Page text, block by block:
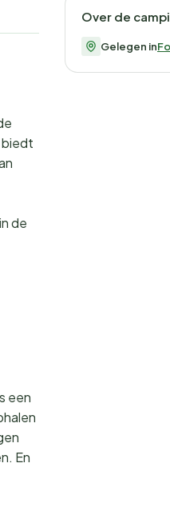
biedt
de
een
En
Over de
Gelegen in